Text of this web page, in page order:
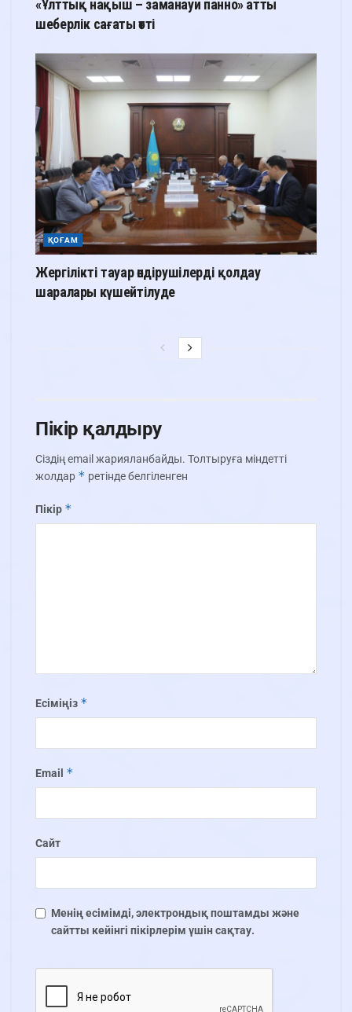
«Ұлттық нақыш – заманауи панно» атты
шеберлік сағаты өтті
ҚОҒАМ
Жергілікті тауар өндірушілерді қолдау
шаралары күшейтілуде
Пікір қалдыру
Сіздің email жарияланбайды. Толтыруға міндетті
жолдар * ретінде белгіленген
Пікір *
Есіміңіз *
Email *
Сайт
Менің есімімді, электрондық поштамды және
сайтты кейінгі пікірлерім үшін сақтау.